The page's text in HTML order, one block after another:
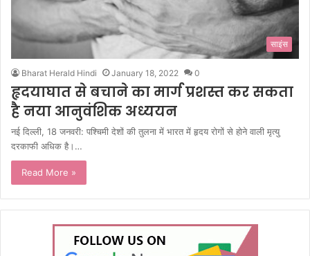
साइंस
Bharat Herald Hindi January 18, 2022 0
हृदयाघात से बचाने का मार्ग प्रशस्त कर सकता
है नया आनुवंशिक अध्ययन
नई दिल्ली, 18 जनवरी: पश्चिमी देशों की तुलना में भारत में हृदय रोगों से होने वाली मृत्यु
दरकाफी अधिक है।…
Read More »